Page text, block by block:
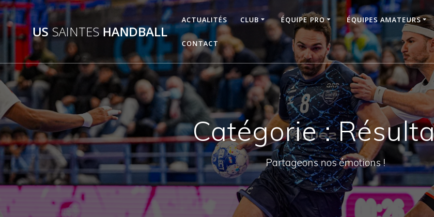
Passer
au
contenu US SAINTESHANDBALL
ACTUALITÉS CLUB ÉQUIPE PRO ÉQUIPES AMATEURS
CONTACT
Catégorie :
Partageons nos émotions !